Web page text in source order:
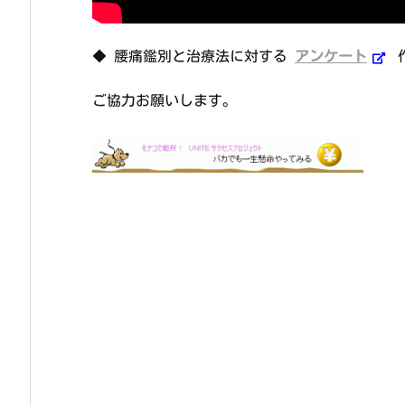
◆ 腰痛鑑別と治療法に対する アンケート
ご協力お願いします。